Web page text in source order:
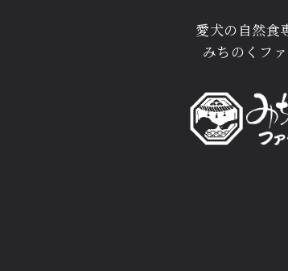
愛犬の自然食
みちのくフ